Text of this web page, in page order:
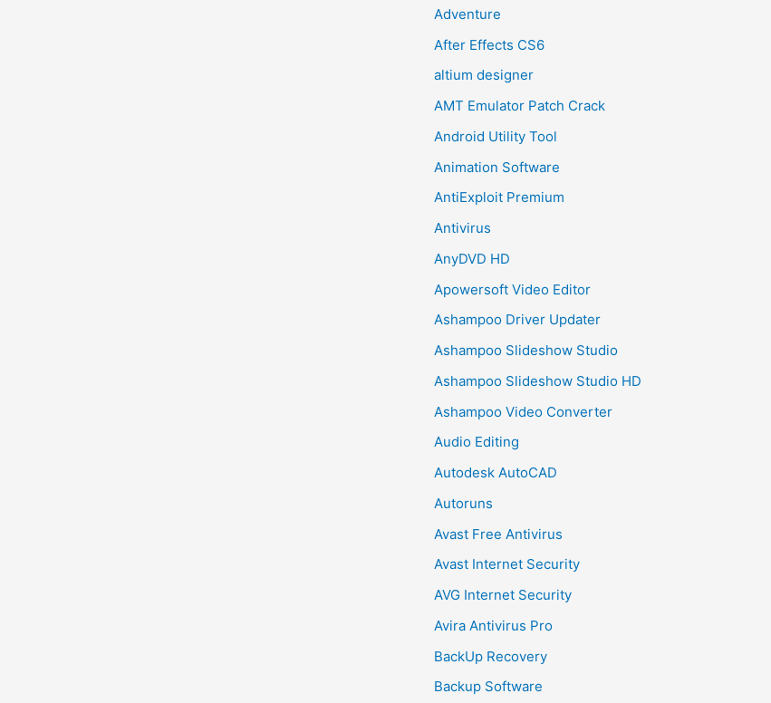
Adventure
After Effects CS6
altium designer
AMT Emulator Patch Crack
Android Utility Tool
Animation Software
AntiExploit Premium
Antivirus
AnyDVD HD
Apowersoft Video Editor
Ashampoo Driver Updater
Ashampoo Slideshow Studio
Ashampoo Slideshow Studio HD
Ashampoo Video Converter
Audio Editing
Autodesk AutoCAD
Autoruns
Avast Free Antivirus
Avast Internet Security
AVG Internet Security
Avira Antivirus Pro
BackUp Recovery
Backup Software